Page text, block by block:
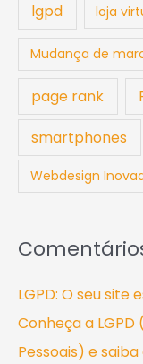
lgpd loja
Mudança de
page rank
smartphones
Webdesign
LGPD: O seu
Conheça a
Pessoais) e